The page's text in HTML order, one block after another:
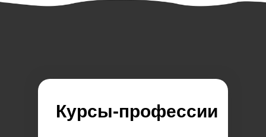
Курсы-профессии